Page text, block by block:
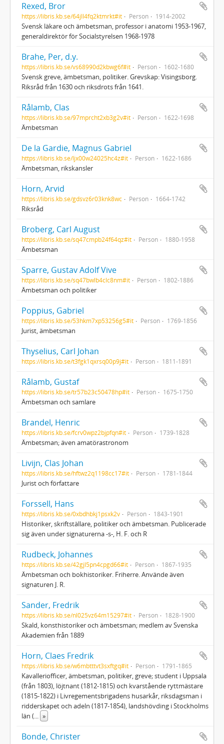
Rexed, Bror
https://libris.kb.se/64jll4fq2ktmrkt#it Person 1914-2002
Svensk läkare och ämbetsman, professor i anatomi 1953-1967,
generaldirektör för Socialstyrelsen 1968-1978
Brahe, Per, d.y.
https://libris.kb.se/vs68990d2kbwg6f#it Person 1602-1680
Svensk greve, ämbetsman, politiker. Grevskap: Visingsborg.
Riksråd från 1630 och riksdrots från 1641.
Rålamb, Clas
https://libris.kb.se/97mprcht2xb3g2v#it Person 1622-1698
Ämbetsman
De la Gardie, Magnus Gabriel
https://libris.kb.se/ljx00w24025hc4z#it Person 1622-1686
Ämbetsman, rikskansler
Horn, Arvid
https://libris.kb.se/gdsvz6r03knk8wc Person 1664-1742
Riksråd
Broberg, Carl August
https://libris.kb.se/sq47cmpb24f64qz#it Person 1880-1958
Ämbetsman
Sparre, Gustav Adolf Vive
https://libris.kb.se/sq47bwlb4clc8nm#it Person 1802-1886
Ämbetsman och politiker
Poppius, Gabriel
https://libris.kb.se/53hkm7xp53256g5#it Person 1769-1856
Jurist, ämbetsman
Thyselius, Carl Johan
https://libris.kb.se/t3fgk1qxrsq00p9j#it Person 1811-1891
Rålamb, Gustaf
https://libris.kb.se/tr57b23c50478hp#it Person 1675-1750
Ämbetsman och samlare
Brandel, Henric
https://libris.kb.se/fcrv0wpz2bjpfqn#it Person 1739-1828
Ämbetsman; även amatörastronom
Livijn, Clas Johan
https://libris.kb.se/hftwz2q1198cc17#it Person 1781-1844
Jurist och författare
Forssell, Hans
https://libris.kb.se/0xbdhbkj1psxk2v Person 1843-1901
Historiker, skriftställare, politiker och ämbetsman. Publicerade
sig även under signaturerna -s-, H. F. och R
Rudbeck, Johannes
https://libris.kb.se/42gjl5pn4cpgd66#it Person 1867-1935
Ämbetsman och bokhistoriker. Friherre. Använde även
signaturen J. R.
Sander, Fredrik
https://libris.kb.se/nl025vz64m15297#it Person 1828-1900
Skald, konsthistoriker och ämbetsman; medlem av Svenska
Akademien från 1889
Horn, Claes Fredrik
https://libris.kb.se/w6mbtttvt3sxftgq#it Person 1791-1865
Kavalleriofficer, ämbetsman, politiker, greve; student i Uppsala
(från 1803), löjtnant (1812-1815) och kvarstående ryttmästare
(1815-1822) i Livregementsbrigadens husarkår, riksdagsman i
ridderskapet och adeln (1817-1854), landshövding i Stockholms
län (... »
Bonde, Christer